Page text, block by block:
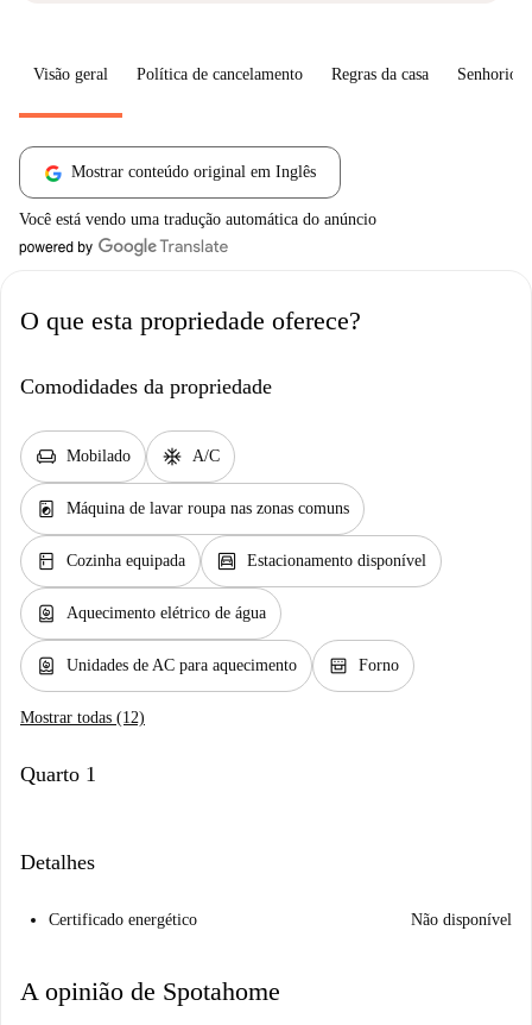
Visão geral Política de cancelamento Regras da casa Senhorio
Mostrar conteúdo original em Inglês
Você está vendo uma tradução automática do anúncio
O que esta propriedade oferece?
Comodidades da propriedade
chair Mobilado ac_unit A/C
local_laundry_service Máquina de lavar roupa nas zonas comuns
kitchen Cozinha equipada garage Estacionamento disponível
water_heater Aquecimento elétrico de água
water_heater Unidades de AC para aquecimento oven_gen Forno
Mostrar todas (12)
Quarto 1
Detalhes
Certificado energético Não disponível
A opinião de Spotahome